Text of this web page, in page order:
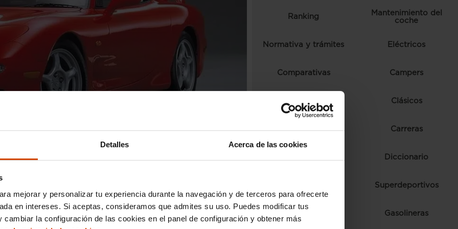
Detalles Acerca de las cookies
mejorar y personalizar tu experiencia durante la navegación y de terceros para ofrecerte
en intereses. Si aceptas, consideramos que admites su uso. Puedes modificar tus
cambiar la configuración de las cookies en el panel de configuración y obtener más
es notablemente compacto y ligero, lo que contribuye a la
diferencia de los motores de pistón tradicionales,
el motor Wankel
un funcionamiento más suave y una alta relación potencia-
Ranking
Mantenimiento del
coche
Normativa y trámites Eléctricos
Comparativas Campers
Consejos Clásicos
Autoescuela Carreras
Diccionario
Superdeportivos
Gasolineras